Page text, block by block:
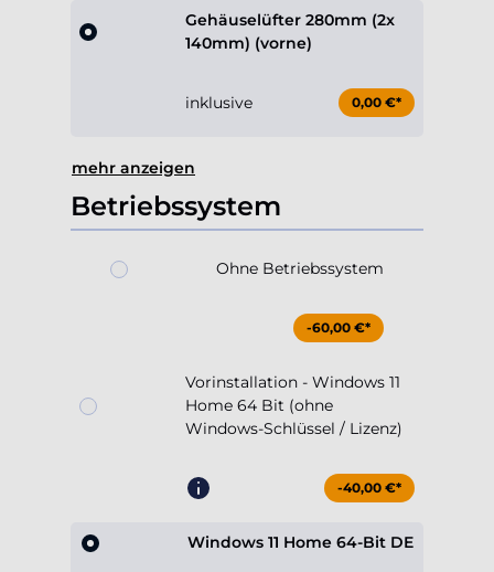
Gehäuselüfter 280mm (2x
140mm) (vorne)
inklusive 0,00 €*
mehr anzeigen
Betriebssystem
Ohne Betriebssystem
-60,00 €*
Vorinstallation - Windows 11
Home 64 Bit (ohne
Windows-Schlüssel / Lizenz)
-40,00 €*
Windows 11 Home 64-Bit DE